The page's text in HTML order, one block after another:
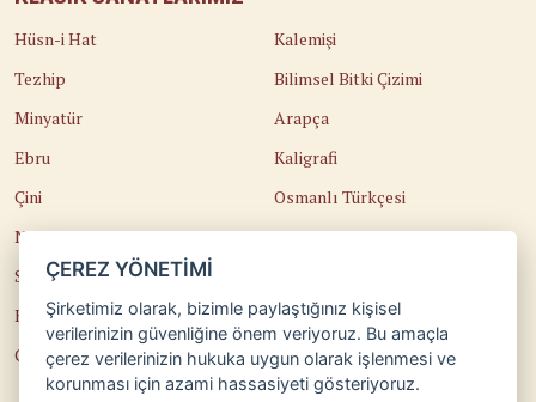
Hüsn-i Hat
Tezhip
Minyatür
Ebru
Çini
Naht
Sedef Kakma
Katı'
Cilt
Kalemişi
Bilimsel Bitki Çizimi
Arapça
Kaligrafi
Osmanlı Türkçesi
Edirnekari
Güzel Sanatlara Hazırlık
Teorik Eğitimler
ÇEREZ YÖNETİMİ
Şirketimiz olarak, bizimle paylaştığınız kişisel
verilerinizin güvenliğine önem veriyoruz. Bu amaçla
çerez verilerinizin hukuka uygun olarak işlenmesi ve
korunması için azami hassasiyeti gösteriyoruz.